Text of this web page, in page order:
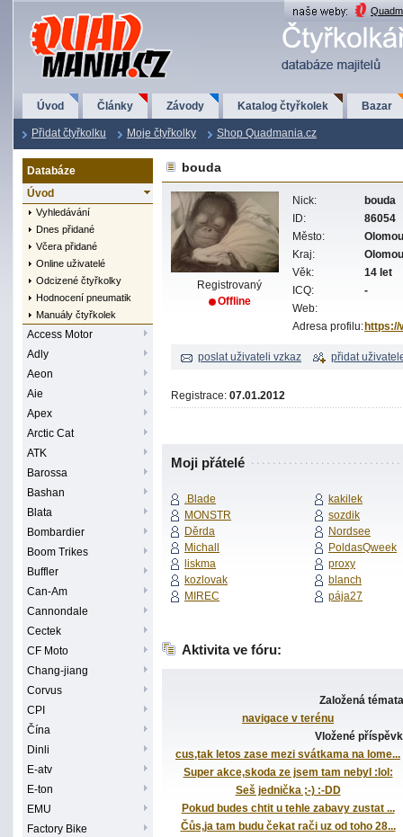
QuadMania.cz
Úvod Články Závody Katalog čtyřkolek Bazar
Přidat čtyřkolku Moje čtyřkolky Shop Quadmania.cz
Databáze
Úvod
Vyhledávání
Dnes přidané
Včera přidané
Online uživatelé
Odcizené čtyřkolky
Hodnocení pneumatik
Manuály čtyřkolek
Access Motor
Adly
Aeon
Aie
Apex
Arctic Cat
ATK
Barossa
Bashan
Blata
Bombardier
Boom Trikes
Buffler
Can-Am
Cannondale
Cectek
CF Moto
Chang-jiang
Corvus
CPI
Čína
Dinli
E-atv
E-ton
EMU
Factory Bike
bouda
Registrovaný
Offline
Nick:
bouda
ID:
86054
Město:
Kraj:
Věk:
14 let
ICQ:
-
Web:
Adresa profilu: https://
poslat uživateli vzkaz přidat
Registrace: 07.01.2012
Moji přátelé
.Blade
kakilek
MONSTR
sozdik
Děrda
Nordsee
Michall
PoldasQweek
liskma
proxy
kozlovak
blanch
MIREC
pája27
Aktivita ve fóru:
Založená témata
navigace v terénu
Vložené
cus,tak letos zase mezi svátkama na lome...
Super akce,skoda ze jsem tam nebyl :lol:
Seš jednička ;-) :-DD
Pokud budes chtit u tehle zabavy zustat ...
Čůs,ja tam budu čekat rači uz od toho 28...